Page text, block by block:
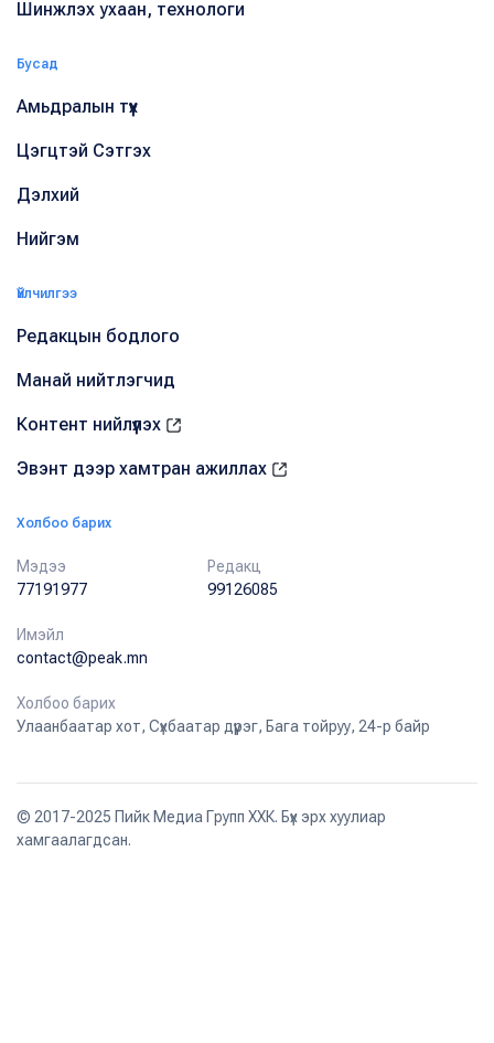
Шинжлэх ухаан, технологи
Бусад
Амьдралын түүх
Цэгцтэй Сэтгэх
Дэлхий
Нийгэм
Үйлчилгээ
Редакцын бодлого
Манай нийтлэгчид
Контент нийлүүлэх
Эвэнт дээр хамтран ажиллах
Холбоо барих
Мэдээ
77191977
Редакц
99126085
Имэйл
contact@peak.mn
Холбоо барих
Улаанбаатар хот, Сүхбаатар дүүрэг, Бага тойруу, 24-р байр
© 2017-2025 Пийк Медиа Групп ХХК. Бүх эрх хуулиар
хамгаалагдсан.